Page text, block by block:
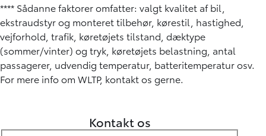
**** Sådanne faktorer omfatter: valgt kvalitet af bil,
ekstraudstyr og monteret tilbehør, kørestil, hastighed,
vejforhold, trafik, køretøjets tilstand, dæktype
(sommer/vinter) og tryk, køretøjets belastning, antal
passagerer, udvendig temperatur, batteritemperatur osv.
For mere info om WLTP, kontakt os gerne.
Kontakt os